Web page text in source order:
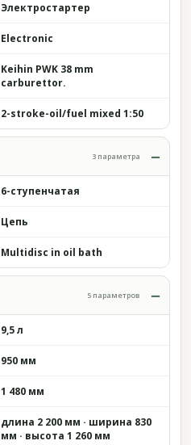
Электростартер
Electronic
Keihin PWK 38 mm
carburettor.
2-stroke-oil/fuel mixed 1:50
3 параметра
6-ступенчатая
Цепь
Multidisc in oil bath
5 параметров
9,5 л
950 мм
1 480 мм
длина 2 200 мм · ширина 830
мм · высота 1 260 мм